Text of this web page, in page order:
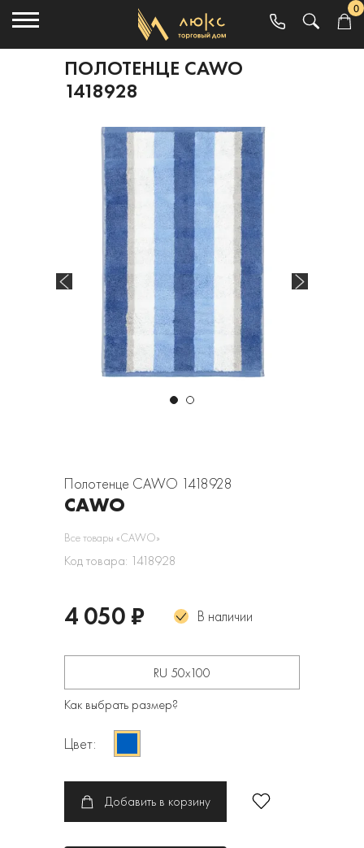
0
ПОЛОТЕНЦЕ CAWO
1418928
Полотенце CAWO 1418928
CAWO
Все товары «CAWO»
Код товара: 1418928
4 050 ₽ В наличии
RU 50х100
Как выбрать размер?
Цвет:
Добавить в корзину